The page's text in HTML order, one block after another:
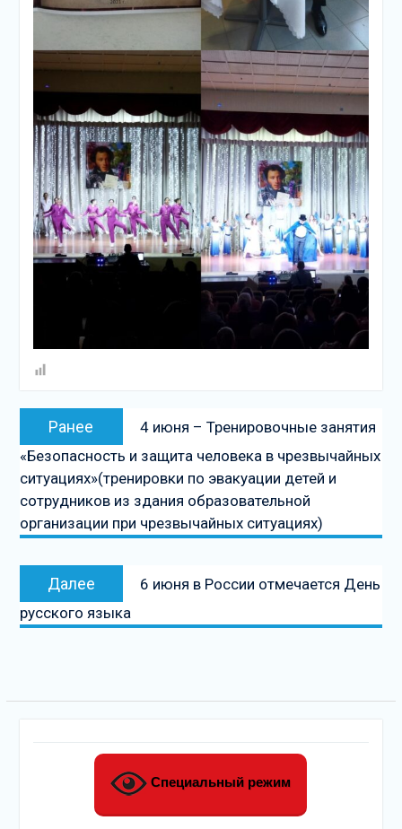
Навигация
записям
Ранее
запись:
4 июня – Тренировочные занятия
«Безопасность и защита человека в чрезвычайных
ситуациях»(тренировки по эвакуации детей и
сотрудников из здания образовательной
организации при чрезвычайных ситуациях)
Далее
запись
6 июня в России отмечается День
русского языка
Специальный режим